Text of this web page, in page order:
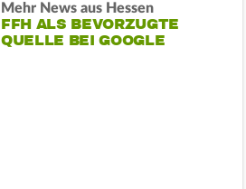
Mehr News aus Hessen
FFH ALS BEVORZUGTE
QUELLE BEI GOOGLE